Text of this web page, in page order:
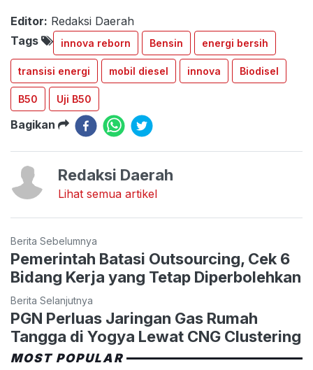
Editor: Redaksi Daerah
Tags
innova reborn Bensin energi bersih
transisi energi mobil diesel innova Biodisel
B50 Uji B50
Bagikan
Redaksi Daerah
Lihat semua artikel
Berita Sebelumnya
Pemerintah Batasi Outsourcing, Cek 6
Bidang Kerja yang Tetap Diperbolehkan
Berita Selanjutnya
PGN Perluas Jaringan Gas Rumah
Tangga di Yogya Lewat CNG Clustering
MOST POPULAR